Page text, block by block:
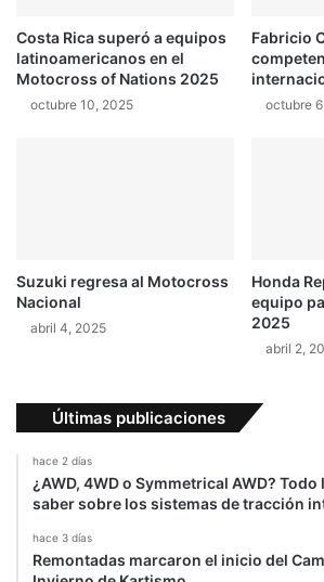
a
l
a
c
i
f
a
r
a
Costa Rica superó a equipos
latinoamericanos en el
Motocross of Nations 2025
octubre 10, 2025
Fabricio
octubre
Suzuki regresa al Motocross
Nacional
abril 4, 2025
Honda
equipo
2025
abril 2,
Últimas publicaciones
hace 2 días
¿AWD, 4WD o Symmetrical AWD?
saber sobre los sistemas de tracción
hace 3 días
Remontadas marcaron el inicio del